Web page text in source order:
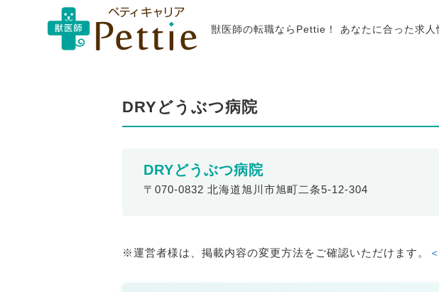
獣医師の転職ならPettie！ あなたに合った求人
DRYどうぶつ病院
DRYどうぶつ病院
〒070-0832 北海道旭川市旭町二条5-12-304
※運営者様は、掲載内容の変更方法をご確認いただけます。